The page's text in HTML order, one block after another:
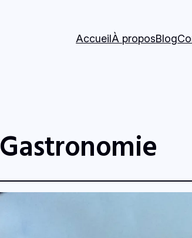
AccueilÀ proposBlog
Gastronomie